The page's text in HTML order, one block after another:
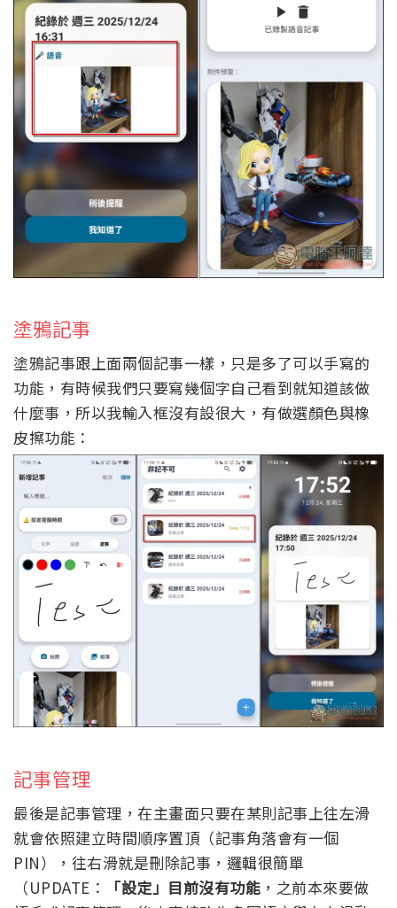
塗鴉記事
塗鴉記事跟上面兩個記事一樣，只是多了可以手寫的
功能，有時候我們只要寫幾個字自己看到就知道該做
什麼事，所以我輸入框沒有設很大，有做選顏色與橡
皮擦功能：
記事管理
最後是記事管理，在主畫面只要在某則記事上往左滑
就會依照建立時間順序置頂（記事角落會有一個
PIN），往右滑就是刪除記事，邏輯很簡單
（UPDATE：
「設定」目前沒有功能 ，之前本來要做